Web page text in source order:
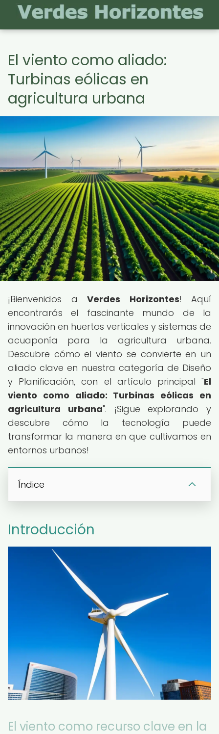
El viento como aliado:
Turbinas eólicas en
agricultura urbana
¡Bienvenidos a Verdes Horizontes! Aquí
encontrarás el fascinante mundo de la
innovación en huertos verticales y sistemas de
acuaponía para la agricultura urbana.
Descubre cómo el viento se convierte en un
aliado clave en nuestra categoría de Diseño
y Planificación, con el artículo principal "El
viento como aliado: Turbinas eólicas en
agricultura urbana". ¡Sigue explorando y
descubre cómo la tecnología puede
transformar la manera en que cultivamos en
entornos urbanos!
Índice
Introducción
El viento como recurso clave en la